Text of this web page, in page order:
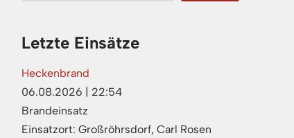
Letzte Einsätze
Heckenbrand
06.08.2026 | 22:54
Brandeinsatz
Einsatzort: Großröhrsdorf, Carl Rosen